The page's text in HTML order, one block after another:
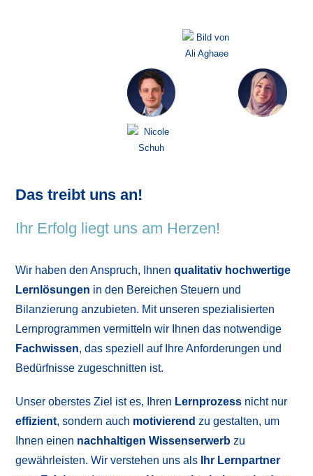
Das treibt uns an!
Ihr Erfolg liegt uns am Herzen!
Wir haben den Anspruch, Ihnen qualitativ hochwertige
Lernlösungen in den Bereichen Steuern und
Bilanzierung anzubieten. Mit unseren spezialisierten
Lernprogrammen vermitteln wir Ihnen das notwendige
Fachwissen, das speziell auf Ihre Anforderungen und
Bedürfnisse zugeschnitten ist.
Unser oberstes Ziel ist es, Ihren Lernprozess nicht nur
effizient, sondern auch motivierendzu gestalten, um
Ihnen einen nachhaltigen Wissenserwerb zu
gewährleisten. Wir verstehen uns als
Ihr Lernpartner